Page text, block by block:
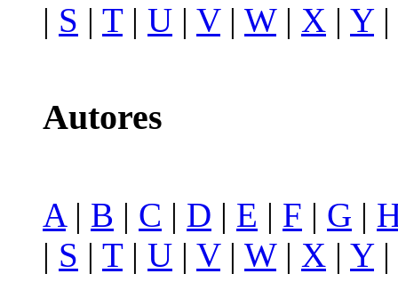
| S | T| U | V| W| X | Y|
Autores
A| B | C | D | E | F | G |
| S | T| U | V| W| X | Y|